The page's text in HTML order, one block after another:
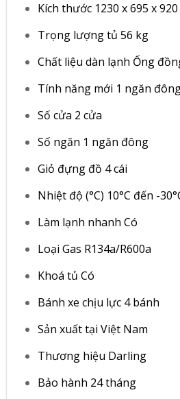
Kích thước 1230 x 695 x 920
Trọng lượng tủ 56 kg
Chất liệu dàn lạnh Ống
Tính năng mới 1 ngăn
Số cửa 2 cửa
Số ngăn 1 ngăn đông
Giỏ đựng đồ 4 cái
Nhiệt độ (°C) 10°C đến -
Làm lạnh nhanh Có
Loại Gas R134a/R600a
Khoá tủ Có
Bánh xe chịu lực 4 bánh
Sản xuất tại Việt Nam
Thương hiệu Darling
Bảo hành 24 tháng